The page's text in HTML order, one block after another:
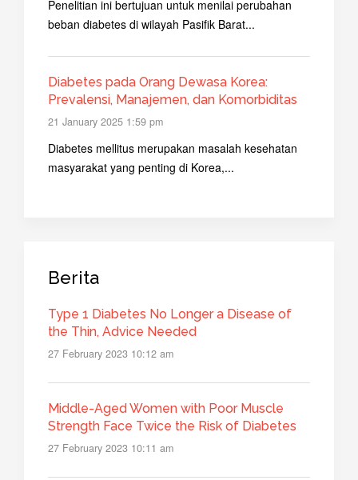
Penelitian ini bertujuan untuk menilai perubahan
beban diabetes di wilayah Pasifik Barat...
Diabetes pada Orang Dewasa Korea:
Prevalensi, Manajemen, dan Komorbiditas
21 January 2025 1:59 pm
Diabetes mellitus merupakan masalah kesehatan
masyarakat yang penting di Korea,...
Berita
Type 1 Diabetes No Longer a Disease of
the Thin, Advice Needed
27 February 2023 10:12 am
Middle-Aged Women with Poor Muscle
Strength Face Twice the Risk of Diabetes
27 February 2023 10:11 am